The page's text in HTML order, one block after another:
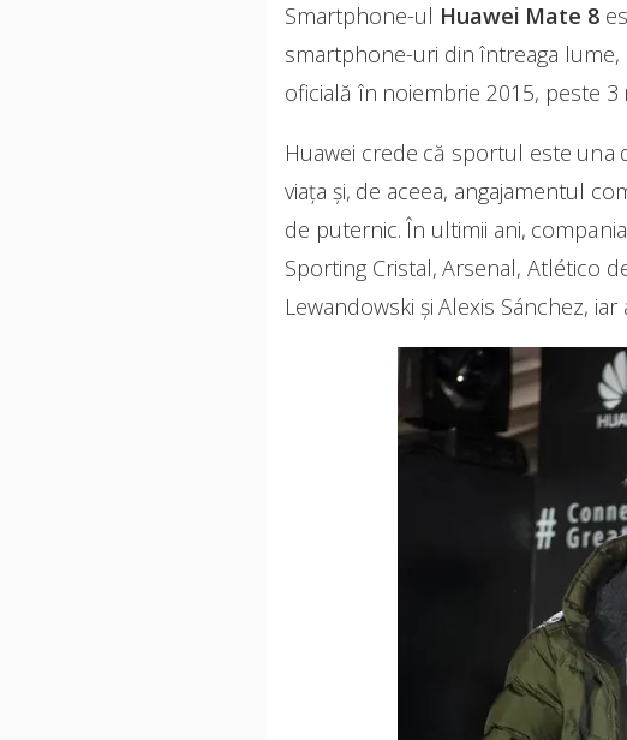
Smartphone-ul Huawei Mate 8
smartphone-uri din întreaga
oficială în noiembrie 2015, peste
Huawei crede că sportul este una
viața și, de aceea, angajamentul
de puternic. În ultimii ani,
Sporting Cristal, Arsenal, Atlético
Lewandowski și Alexis Sánchez,